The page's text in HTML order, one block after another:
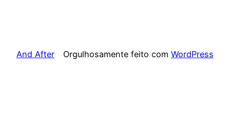
And After Orgulhosamente feito com WordPress